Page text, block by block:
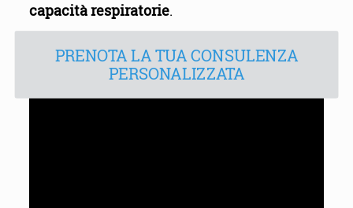
capacità respiratorie.
PRENOTA LA TUA CONSULENZA
PERSONALIZZATA